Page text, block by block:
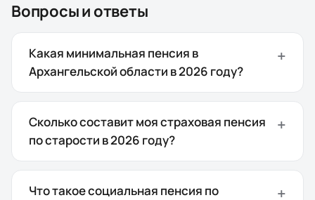
Вопросы и ответы
Какая минимальная пенсия в
Архангельской области в 2026 году?
Сколько составит моя страховая пенсия
по старости в 2026 году?
Что такое социальная пенсия по